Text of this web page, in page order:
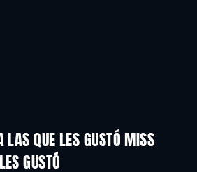
LAS QUE LES GUSTÓ MISS
GUSTÓ